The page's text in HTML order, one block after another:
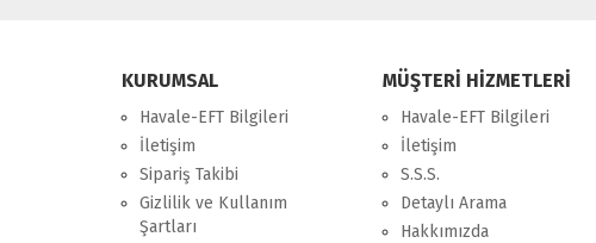
KURUMSAL
Havale-EFT Bilgileri
İletişim
Sipariş Takibi
Gizlilik ve Kullanım
Şartları
MÜŞTERİ HİZMETLERİ
Havale-EFT Bilgileri
İletişim
S.S.S.
Detaylı Arama
Hakkımızda